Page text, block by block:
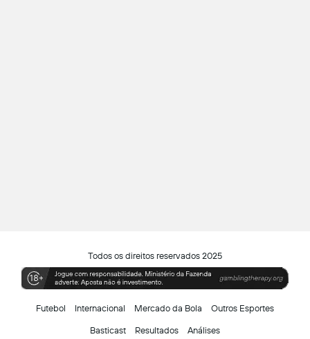
Todos os direitos reservados 2025
Futebol Internacional Mercado da Bola Outros Esportes
Basticast Resultados Análises